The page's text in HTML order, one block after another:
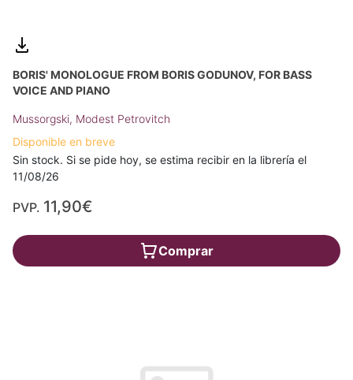
BORIS' MONOLOGUE FROM BORIS GODUNOV, FOR BASS
VOICE AND PIANO
Mussorgski, Modest Petrovitch
Disponible en breve
Sin stock. Si se pide hoy, se estima recibir en la librería el
11/08/26
PVP. 11,90€
Comprar